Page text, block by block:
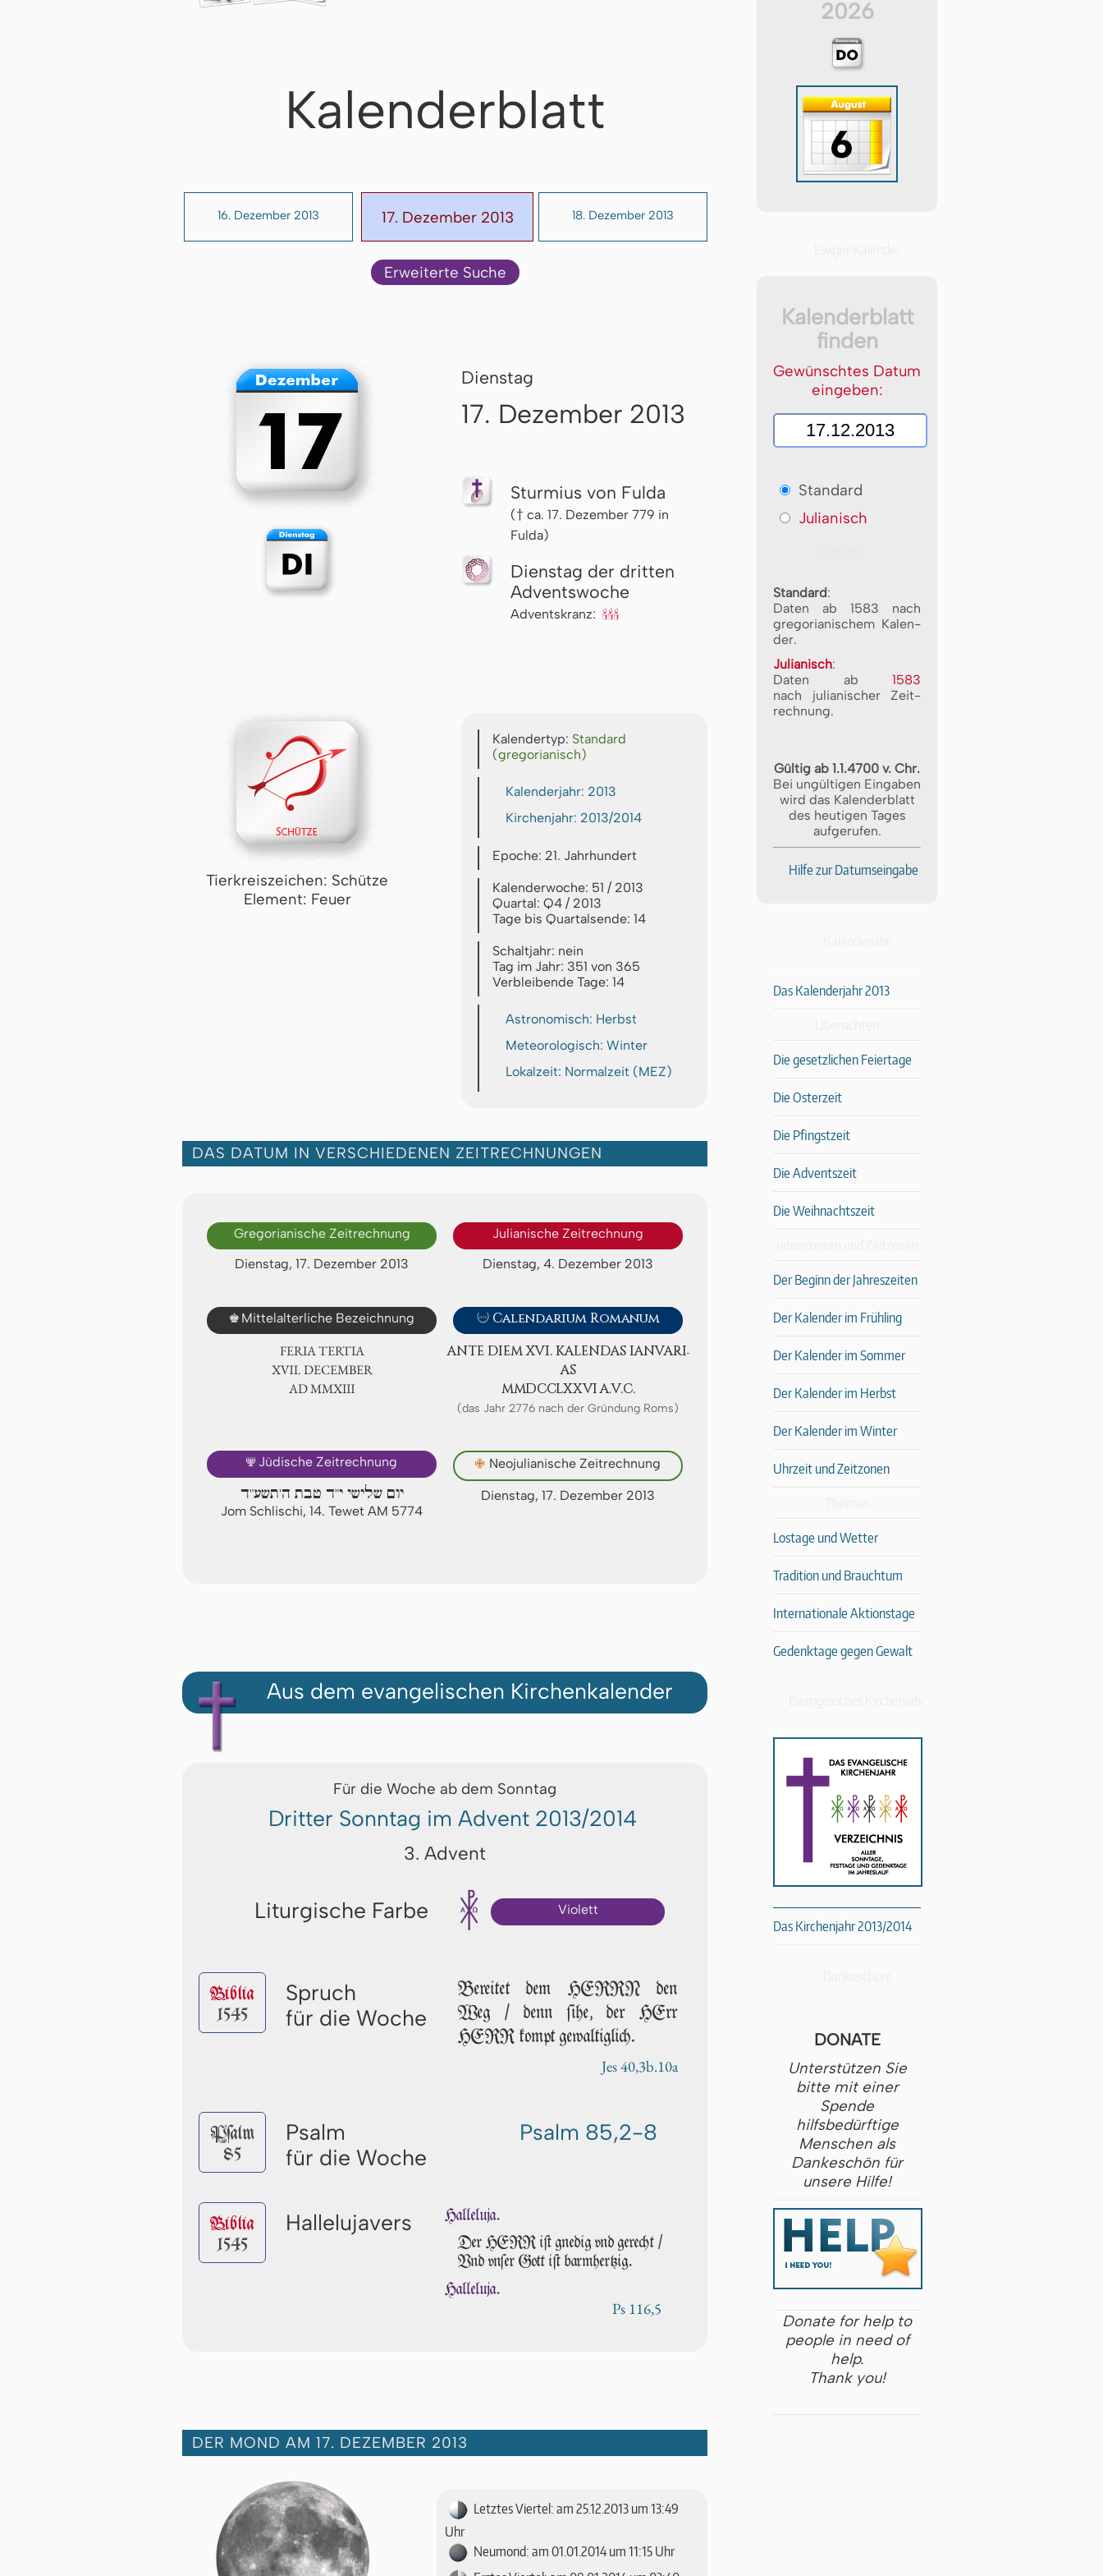
Kalenderblatt
16. Dezember 2013 17. Dezember 2013 18. Dezember 2013
Erweiterte Suche
Dienstag
17. Dezember 2013
Sturmius von Fulda
(† ca. 17. Dezember 779 in
Fulda)
Dienstag der dritten
Advents­woche
Adventskranz: 🕯🕯🕯
Tierkreiszeichen: Schütze
Element: Feuer
Kalendertyp: Standard
(gregorianisch)
Kalenderjahr: 2013
Kirchenjahr: 2013/2014
Epoche: 21. Jahrhundert
Kalenderwoche: 51 / 2013
Quartal: Q4 / 2013
Tage bis Quartalsende: 14
Schaltjahr: nein
Tag im Jahr: 351 von 365
Verbleibende Tage: 14
Astronomisch: Herbst
Meteorologisch: Winter
Lokalzeit: Normalzeit (MEZ)
DAS DATUM IN VERSCHIEDENEN ZEITRECHNUNGEN
Gregorianische Zeitrechnung
Dienstag, 17. Dezember 2013
Julianische Zeitrechnung
Dienstag, 4. Dezember 2013
♚ Mittelalterliche Bezeichnung
FERIA TERTIA
ⅩⅦ. DECEMBER
AD ⅯⅯⅩⅢ
 Calendarium Romanum
ANTE DIEM XVI. KA­LEN­DAS IA­NV­A­RI­
AS
ⅯⅯⅮⅭⅭⅬⅩⅩⅥ A.V.C.
(das Jahr 2776 nach der Gründung Roms)
🕎 Jüdische Zeitrechnung
יום שלישי י"ד טבת ה'תשע"ד
Jom Schlischi, 14. Tewet AM 5774
✙ Neojulianische Zeitrechnung
Dienstag, 17. Dezember 2013
Aus dem evangelischen Kirchenkalender
Für die Woche ab dem Sonntag
Dritter Sonntag im Advent 2013/2014
3. Advent
Liturgische Farbe Violett
Biblia
1545
Spruch
für die Woche
Bereitet dem HERRN den
Weg / denn ſi­he, der HErr
HERR kompt gewaltiglich.
Jes 40,3b.10a
Pſalm
85
Psalm
für die Woche
Psalm 85,2-8
Biblia
1545
Hallelujavers
Halleluja.
Der HERR iſt gnedig vnd gerecht /
Vnd vn­ſer Gott iſt barmhertzig.
Halleluja.
Ps 116,5
DER MOND AM 17. DEZEMBER 2013
Letztes Viertel: am 25.12.2013 um 13:49
Uhr
Neumond: am 01.01.2014 um 11:15 Uhr
2026
Kalenderblatt
finden
Gewünschtes Datum
eingeben:
Standard
Julianisch
Standard:
Daten ab 1583 nach
gre­go­ri­a­ni­schem Ka­len­
der.
Julianisch:
Daten ab 1583
nach ju­li­a­ni­scher Zeit­
rech­nung.
Gültig ab 1.1.4700 v. Chr.
Bei ungültigen Eingaben
wird das Kalenderblatt
des heutigen Tages
aufgerufen.
Hilfe zur Datumseingabe
Das Kalenderjahr 2013
Die gesetzlichen Feiertage
Die Osterzeit
Die Pfingstzeit
Die Adventszeit
Die Weihnachtszeit
Der Beginn der Jahreszeiten
Der Kalender im Frühling
Der Kalender im Sommer
Der Kalender im Herbst
Der Kalender im Winter
Uhrzeit und Zeitzonen
Lostage und Wetter
Tradition und Brauchtum
Internationale Aktionstage
Gedenktage gegen Gewalt
Das Kirchenjahr 2013/2014
DONATE
Unterstützen Sie
bitte mit einer
Spende
hilfsbedürftige
Menschen als
Dankeschön für
unsere Hilfe!
Donate for help to
people in need of
help.
Thank you!